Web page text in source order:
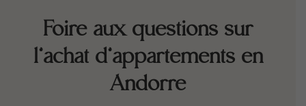
Foire aux questions sur
l’achat d’appartements en
Andorre